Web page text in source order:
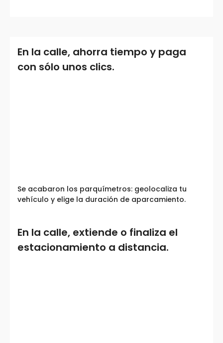
En la calle, ahorra tiempo y paga
con sólo unos clics.
Se acabaron los parquímetros: geolocaliza tu
vehículo y elige la duración de aparcamiento.
En la calle, extiende o finaliza el
estacionamiento a distancia.